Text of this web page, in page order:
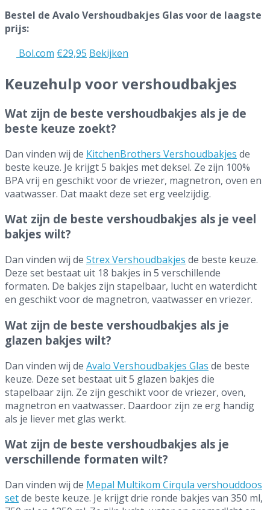
Bestel de Avalo Vershoudbakjes Glas voor de laagste
prijs:
Bol.com €29,95 Bekijken
Keuzehulp voor vershoudbakjes
Wat zijn de beste vershoudbakjes als je de
beste keuze zoekt?
Dan vinden wij de KitchenBrothers Vershoudbakjes de
beste keuze. Je krijgt 5 bakjes met deksel. Ze zijn 100%
BPA vrij en geschikt voor de vriezer, magnetron, oven en
vaatwasser. Dat maakt deze set erg veelzijdig.
Wat zijn de beste vershoudbakjes als je veel
bakjes wilt?
Dan vinden wij de Strex Vershoudbakjes de beste keuze.
Deze set bestaat uit 18 bakjes in 5 verschillende
formaten. De bakjes zijn stapelbaar, lucht en waterdicht
en geschikt voor de magnetron, vaatwasser en vriezer.
Wat zijn de beste vershoudbakjes als je
glazen bakjes wilt?
Dan vinden wij de Avalo Vershoudbakjes Glas de beste
keuze. Deze set bestaat uit 5 glazen bakjes die
stapelbaar zijn. Ze zijn geschikt voor de vriezer, oven,
magnetron en vaatwasser. Daardoor zijn ze erg handig
als je liever met glas werkt.
Wat zijn de beste vershoudbakjes als je
verschillende formaten wilt?
Dan vinden wij de Mepal Multikom Cirqula vershouddoos
setde beste keuze. Je krijgt drie ronde bakjes van 350 ml,